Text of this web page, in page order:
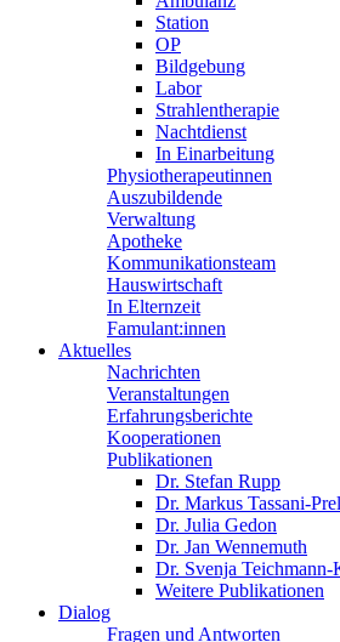
Station
OP
Bildgebung
Labor
Strahlentherapie
Nachtdienst
In Einarbeitung
Physiotherapeutinnen
Auszubildende
Verwaltung
Apotheke
Kommunikationsteam
Hauswirtschaft
In Elternzeit
Famulant:innen
Aktuelles
Nachrichten
Veranstaltungen
Erfahrungsberichte
Kooperationen
Publikationen
Dr. Stefan Rupp
Dr. Markus Tassani-
Dr. Julia Gedon
Dr. Jan Wennemuth
Dr. Svenja Teichmann-
Weitere Publikationen
Dialog
Fragen und Antworten